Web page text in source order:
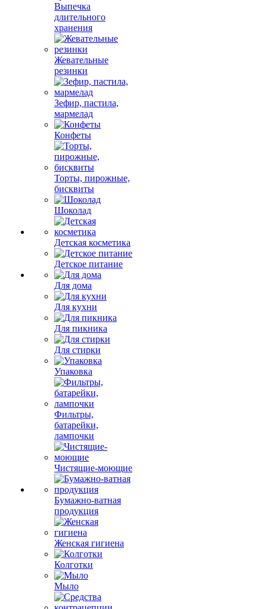
Выпечка
длительного
хранения
Жевательные
резинки
Зефир, пастила,
мармелад
Конфеты
Торты, пирожные,
бисквиты
Шоколад
Детская косметика
Детское питание
Для дома
Для кухни
Для пикника
Для стирки
Упаковка
Фильтры,
батарейки,
лампочки
Чистящие-моющие
Бумажно-ватная
продукция
Женская гигиена
Колготки
Мыло